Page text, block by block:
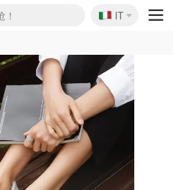
新
85折
每日更新
🇮🇹
IT